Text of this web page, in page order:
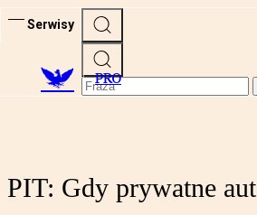
Serwisy
PRO
PIT: Gdy prywatne